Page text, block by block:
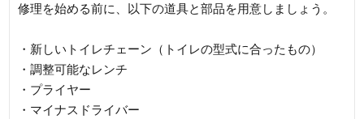
修理を始める前に、以下の道具と部品を用意しましょう。
・新しいトイレチェーン（トイレの型式に合ったもの）
・調整可能なレンチ
・プライヤー
・マイナスドライバー